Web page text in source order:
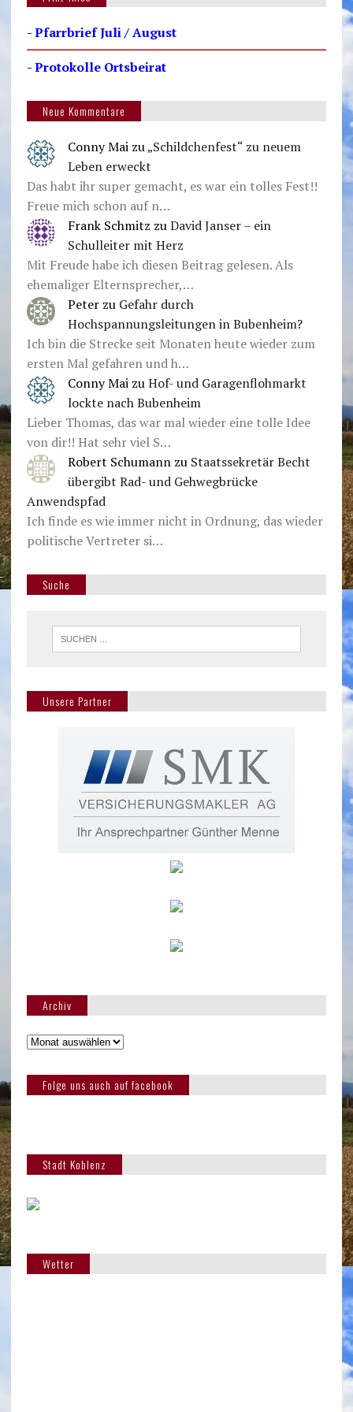
- Pfarrbrief Juli / August
- Protokolle Ortsbeirat
Neue Kommentare
Conny Mai zu„Schildchenfest“ zu neuem
Leben erweckt
Das habt ihr super gemacht, es war ein tolles Fest!!
Freue mich schon auf n…
Frank Schmitz zu David Janser – ein
Schulleiter mit Herz
Mit Freude habe ich diesen Beitrag gelesen. Als
ehemaliger Elternsprecher,…
Peter zu Gefahr durch
Hochspannungsleitungen in Bubenheim?
Ich bin die Strecke seit Monaten heute wieder zum
ersten Mal gefahren und h…
Conny Mai zu Hof- und Garagenflohmarkt
lockte nach Bubenheim
Lieber Thomas, das war mal wieder eine tolle Idee
von dir!! Hat sehr viel S…
Robert Schumann zu Staatssekretär Becht
übergibt Rad- und Gehwegbrücke
Anwendspfad
Ich finde es wie immer nicht in Ordnung, das wieder
politische Vertreter si…
Suche
Unsere Partner
Archiv
Folge uns auch auf facebook
Stadt Koblenz
Wetter